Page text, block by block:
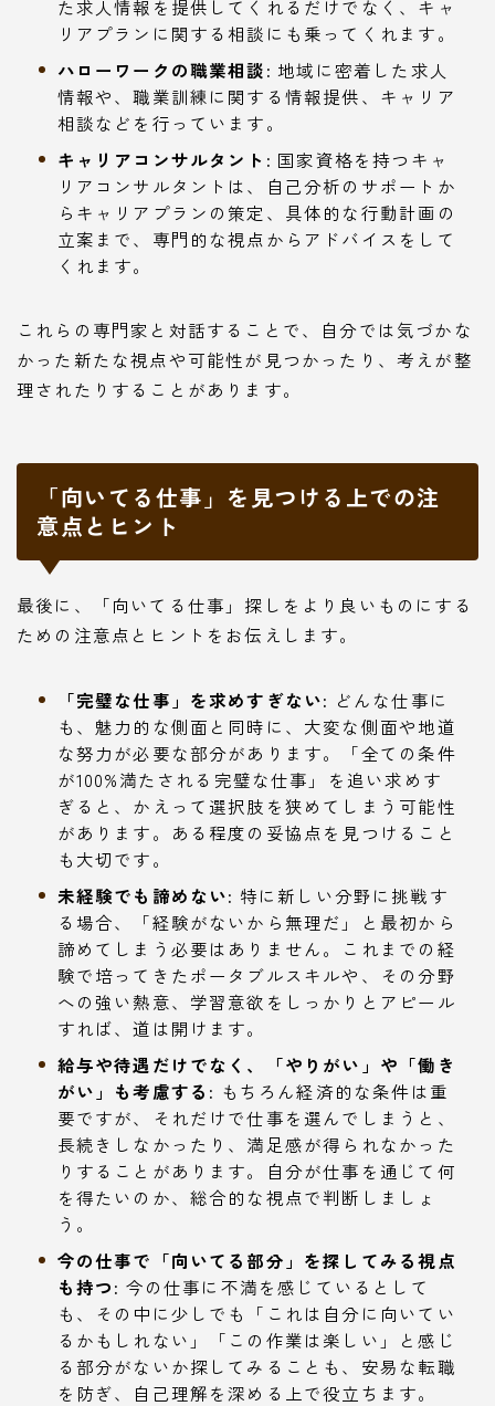
た求人情報を提供してくれるだけでなく、キャ
リアプランに関する相談にも乗ってくれます。
ハローワークの職業相談: 地域に密着した求人
情報や、職業訓練に関する情報提供、キャリア
相談などを行っています。
キャリアコンサルタント: 国家資格を持つキャ
リアコンサルタントは、自己分析のサポートか
らキャリアプランの策定、具体的な行動計画の
立案まで、専門的な視点からアドバイスをして
くれます。
これらの専門家と対話することで、自分では気づかな
かった新たな視点や可能性が見つかったり、考えが整
理されたりすることがあります。
「向いてる仕事」を見つける上での注
意点とヒント
最後に、「向いてる仕事」探しをより良いものにする
ための注意点とヒントをお伝えします。
「完璧な仕事」を求めすぎない: どんな仕事に
も、魅力的な側面と同時に、大変な側面や地道
な努力が必要な部分があります。「全ての条件
が100%満たされる完璧な仕事」を追い求めす
ぎると、かえって選択肢を狭めてしまう可能性
があります。ある程度の妥協点を見つけること
も大切です。
未経験でも諦めない: 特に新しい分野に挑戦す
る場合、「経験がないから無理だ」と最初から
諦めてしまう必要はありません。これまでの経
験で培ってきたポータブルスキルや、その分野
への強い熱意、学習意欲をしっかりとアピール
すれば、道は開けます。
給与や待遇だけでなく、「やりがい」や「働き
がい」も考慮する: もちろん経済的な条件は重
要ですが、それだけで仕事を選んでしまうと、
長続きしなかったり、満足感が得られなかった
りすることがあります。自分が仕事を通じて何
を得たいのか、総合的な視点で判断しましょ
う。
今の仕事で「向いてる部分」を探してみる視点
も持つ: 今の仕事に不満を感じているとして
も、その中に少しでも「これは自分に向いてい
るかもしれない」「この作業は楽しい」と感じ
る部分がないか探してみることも、安易な転職
を防ぎ、自己理解を深める上で役立ちます。